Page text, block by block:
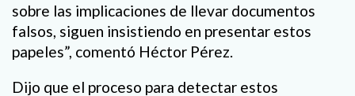
sobre las implicaciones de llevar documentos
falsos, siguen insistiendo en presentar estos
papeles”, comentó Héctor Pérez.
Dijo que el proceso para detectar estos